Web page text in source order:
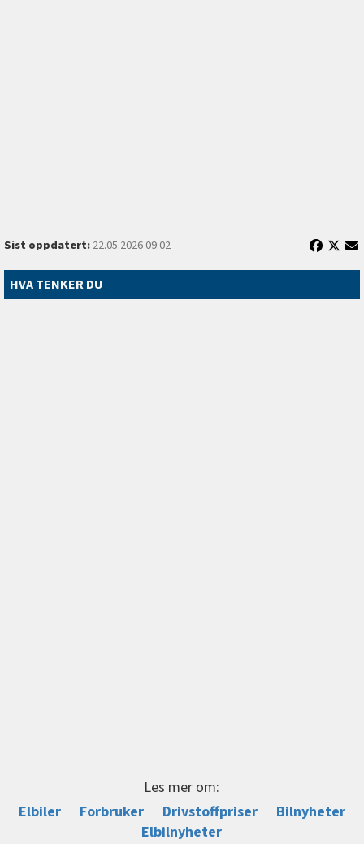
Sist oppdatert:22.05.2026 09:02
HVA TENKER DU
Les mer om:
Elbiler
Forbruker Drivstoffpriser
Bilnyheter
Elbilnyheter